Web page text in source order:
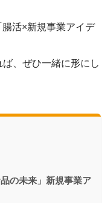
活×新規事業アイデ
、ぜひ一緒に形にし
の未来」新規事業ア